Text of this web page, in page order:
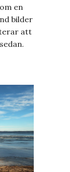
en
bilder
att